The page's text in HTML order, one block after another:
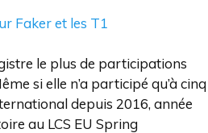
Faker et les T1
le plus de participations
si elle n’a participé qu’à cinq
depuis 2016, année
au LCS EU Spring